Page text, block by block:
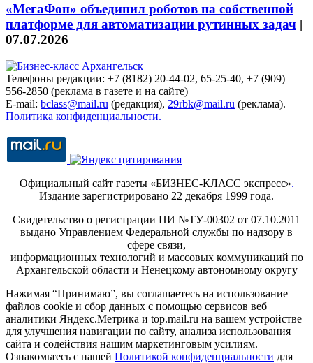
«МегаФон» объединил роботов на собственной
платформе для автоматизации рутинных задач |
07.07.2026
Телефоны редакции: +7 (8182) 20-44-02, 65-25-40, +7 (909)
556-2850 (реклама в газете и на сайте)
E-mail: bclass@mail.ru (редакция), 29rbk@mail.ru (реклама).
Политика конфиденциальности.
Официальный сайт газеты «БИЗНЕС-КЛАСС экспресс».
Издание зарегистрировано 22 декабря 1999 года.
Свидетельство о регистрации ПИ №ТУ-00302 от 07.10.2011
выдано Управлением Федеральной службы по надзору в
сфере связи,
информационных технологий и массовых коммуникаций по
Архангельской области и Ненецкому автономному округу
Нажимая “Принимаю”, вы соглашаетесь на использование
файлов cookie и сбор данных с помощью сервисов веб
аналитики Яндекс.Метрика и top.mail.ru на вашем устройстве
для улучшения навигации по сайту, анализа использования
сайта и содействия нашим маркетинговым усилиям.
Ознакомьтесь с нашей Политикой конфиденциальности для